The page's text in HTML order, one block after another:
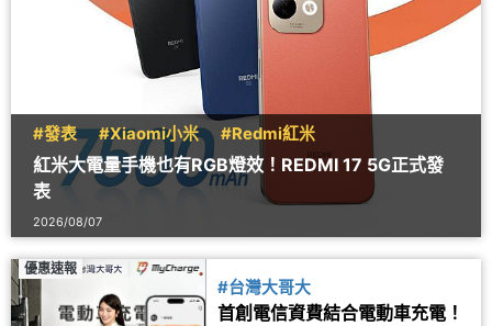
#發表 #Xiaomi小米 #Redmi紅米
紅米大電量手機也有RGB燈效！REDMI 17 5G正式發
表
2026/08/07
優惠速報
#台灣大哥大
首創電信資費結合電動車充電！